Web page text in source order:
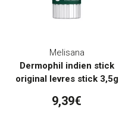
Melisana
Dermophil indien stick
original levres stick 3,5g
9,39€